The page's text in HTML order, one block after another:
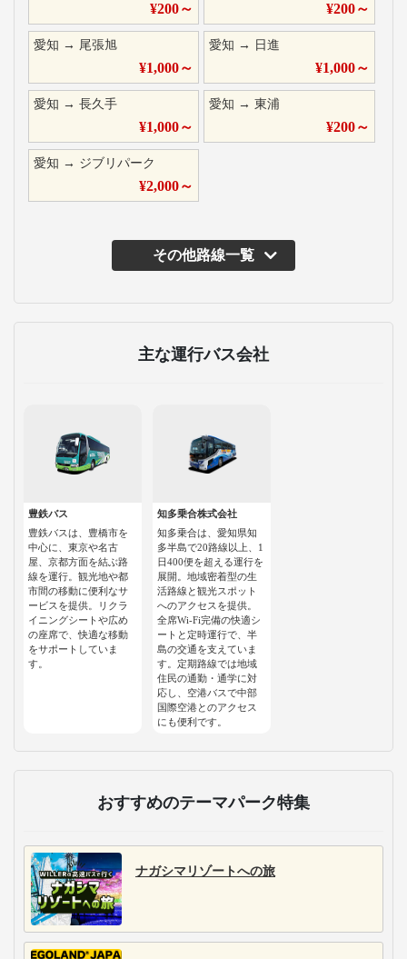
¥200～ ¥200～
愛知 → 尾張旭
¥1,000～
愛知 → 日進
¥1,000～
愛知 → 長久手
¥1,000～
愛知 →東浦
¥200～
愛知 → ジブリパーク
¥2,000～
その他路線一覧
主な運行バス会社
豊鉄バス
豊鉄バスは、豊橋市を
中心に、東京や名古
屋、京都方面を結ぶ路
線を運行。観光地や都
市間の移動に便利なサ
ービスを提供。リクラ
イニングシートや広め
の座席で、快適な移動
をサポートしていま
す。
知多乗合株式会社
知多乗合は、愛知県知
多半島で20路線以上、1
日400便を超える運行を
展開。地域密着型の生
活路線と観光スポット
へのアクセスを提供。
全席Wi-Fi完備の快適シ
ートと定時運行で、半
島の交通を支えていま
す。定期路線では地域
住民の通勤・通学に対
応し、空港バスで中部
国際空港とのアクセス
にも便利です。
おすすめのテーマパーク特集
ナガシマリゾートへの旅